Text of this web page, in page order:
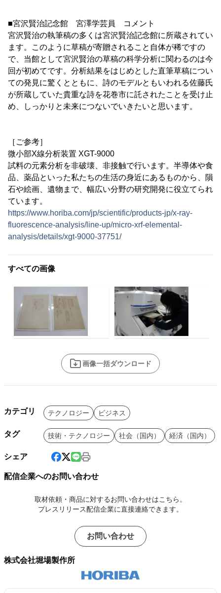
■宮沢賢治記念館 宮澤学芸員 コメント
宮沢賢治の執筆稿の多くは宮沢賢治記念館に所蔵されてい
ます。このように草稿が寄贈されること自体が稀ですの
で、当館として宮沢賢治の草稿の科学分析に関わるのは今
回が初めてです。分析結果をはじめとした直筆草稿につい
ての発見に驚くとともに、詩のモデルともいわれる佐藤氏
が所蔵していた貴重な詩を花巻市に託されたことを受け止
め、しっかりと未来につないでいきたいと思います。
［ご参考］
微小部X線分析装置 XGT-9000
試料の元素分析を非破壊、非接触で行います。半導体や食
品、薬品といった私たちの生活の身近にあるものから、隕
石や絵画、遺物まで、幅広い分野の研究開発に役立てられ
ています。
https://www.horiba.com/jp/scientific/products-jp/x-ray-
fluorescence-analysis/line-up/micro-xrf-elemental-
analysis/details/xgt-9000-37751/
すべての画像
画像一括ダウンロード
カテゴリ テクノロジー ビジネス
タグ 技術・テクノロジー 社会（国内） 経済（国内）
シェア
配信企業へのお問い合わせ
取材依頼・商品に対するお問い合わせはこちら。
プレスリリース配信企業に直接連絡できます。
お問い合わせ
株式会社堀場製作所